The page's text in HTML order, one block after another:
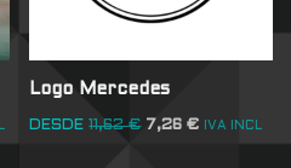
Logo Mercedes
DESDE 11,62€ 7,26€ IVA INCL